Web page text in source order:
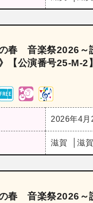
春 音楽祭2026～
【公演番号25‐M‐2】
2026年4月
滋賀 滋
春 音楽祭2026～